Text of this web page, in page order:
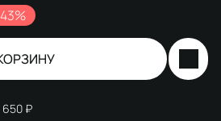
650 ₽